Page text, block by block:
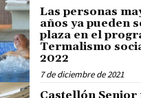
Las personas
años ya pueden
plaza en el
Termalismo
2022
7 de diciembre de 2021